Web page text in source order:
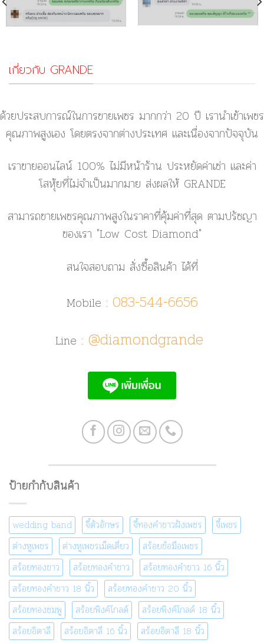
เกี่ยวกับ GRANDE
ด้วยประสบการณ์ในการขายเพชร มากกว่า 20 ปี เรานำเข้าเพชร
คุณภาพสูงเอง โดยตรงจากต่างประเทศ และเนื่องจากปัจจุบัน
เราขายออนไลน์ 100% ไม่มีหน้าร้าน ประหยัดค่าเช่า และค่า
โสหุ้ยที่ไม่จำเป็นมากมาย ส่งผลให้ GRANDE
สามารถขายเพชรคุณภาพสูงในราคาที่คุ้มค่าที่สุด ตามปรัชญา
ของเรา "Low Cost Diamond"
สนใจสอบถาม สั่งซื้อสินค้า ได้ที่
Mobile : 083-544-6656
Line : @diamondgrande
ป้ายกำกับสินค้า
wedding band จี้ตัวอักษร จี้ทองคำขาวฝังเพชร
จี้เพชร
ต่างหูเพชร
ต่างหูเพชรเม็ดเดี่ยว
สร้อยข้อมือเพชร
สร้อยทองขาว
สร้อยทองคำขาว
สร้อยทองคำขาว 16 นิ้ว
สร้อยทองคำขาว 18 นิ้ว
สร้อยทองคำขาว 20 นิ้ว
สร้อยทองชมพู
สร้อยพิงค์โกลด์
สร้อยพิงค์โกลด์ 18 นิ้ว
สร้อยอิตาลี
สร้อยอิตาลี 16 นิ้ว สร้อยอิตาลี 18 นิ้ว